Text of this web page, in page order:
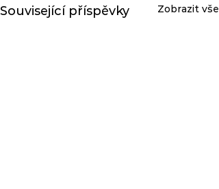
Související příspěvky Zobrazit vše